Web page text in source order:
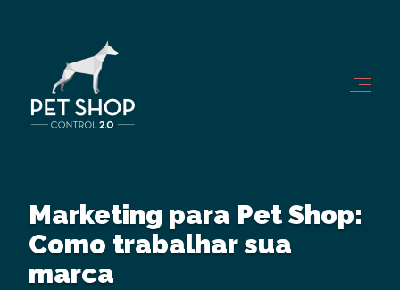
Marketing para Pet Shop:
Como trabalhar sua
marca